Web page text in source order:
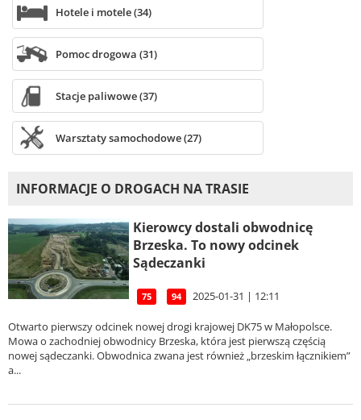
Hotele i motele (34)
Pomoc drogowa (31)
Stacje paliwowe (37)
Warsztaty samochodowe (27)
INFORMACJE O DROGACH NA TRASIE
Kierowcy dostali obwodnicę
Brzeska. To nowy odcinek
Sądeczanki
75 94 2025-01-31 | 12:11
Otwarto pierwszy odcinek nowej drogi krajowej DK75 w Małopolsce.
Mowa o zachodniej obwodnicy Brzeska, która jest pierwszą częścią
nowej sądeczanki. Obwodnica zwana jest również „brzeskim łącznikiem”
a...